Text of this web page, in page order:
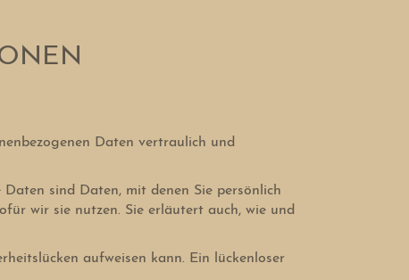
Daten vertraulich und
Daten sind Daten, mit denen Sie persönlich
wir sie nutzen. Sie erläutert auch, wie und
aufweisen kann. Ein lückenloser